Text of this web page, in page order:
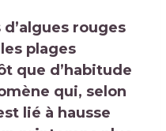
rouges
plages
que d’habitude
qui, selon
lié à hausse